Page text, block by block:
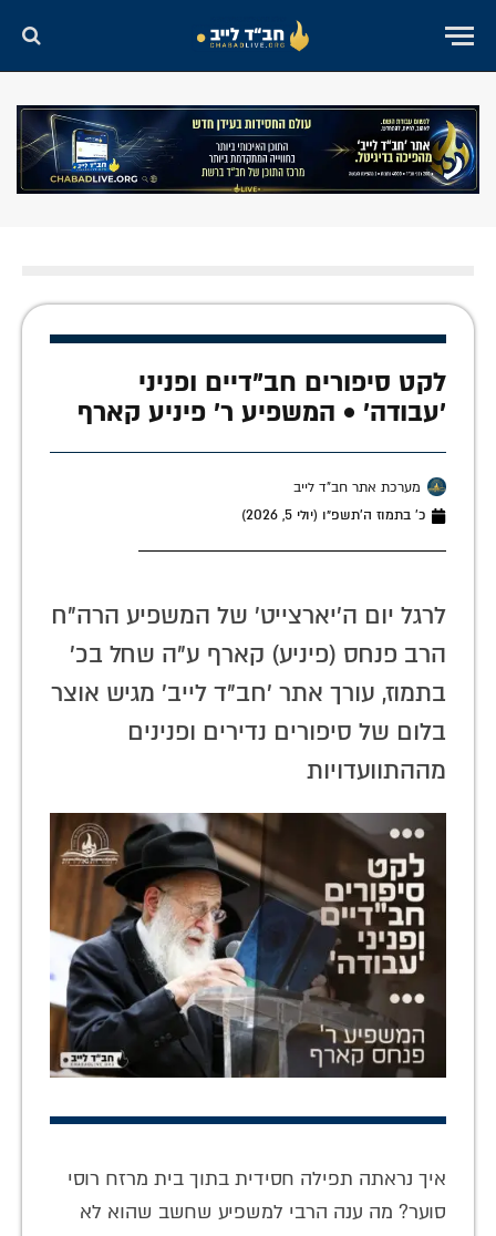
לקט סיפורים חב"דיים ופניני
'עבודה' • המשפיע ר' פיניע קארף
מערכת אתר חב"ד לייב
כ׳ בתמוז ה׳תשפ״ו (יולי 5, 2026)
לרגל יום ה'יארצייט' של המשפיע הרה"ח
הרב פנחס (פיניע) קארף ע"ה שחל בכ'
בתמוז, עורך אתר 'חב"ד לייב' מגיש אוצר
בלום של סיפורים נדירים ופנינים
מההתוועדויות
איך נראתה תפילה חסידית בתוך בית מרזח רוסי
סוער? מה ענה הרבי למשפיע שחשב שהוא לא